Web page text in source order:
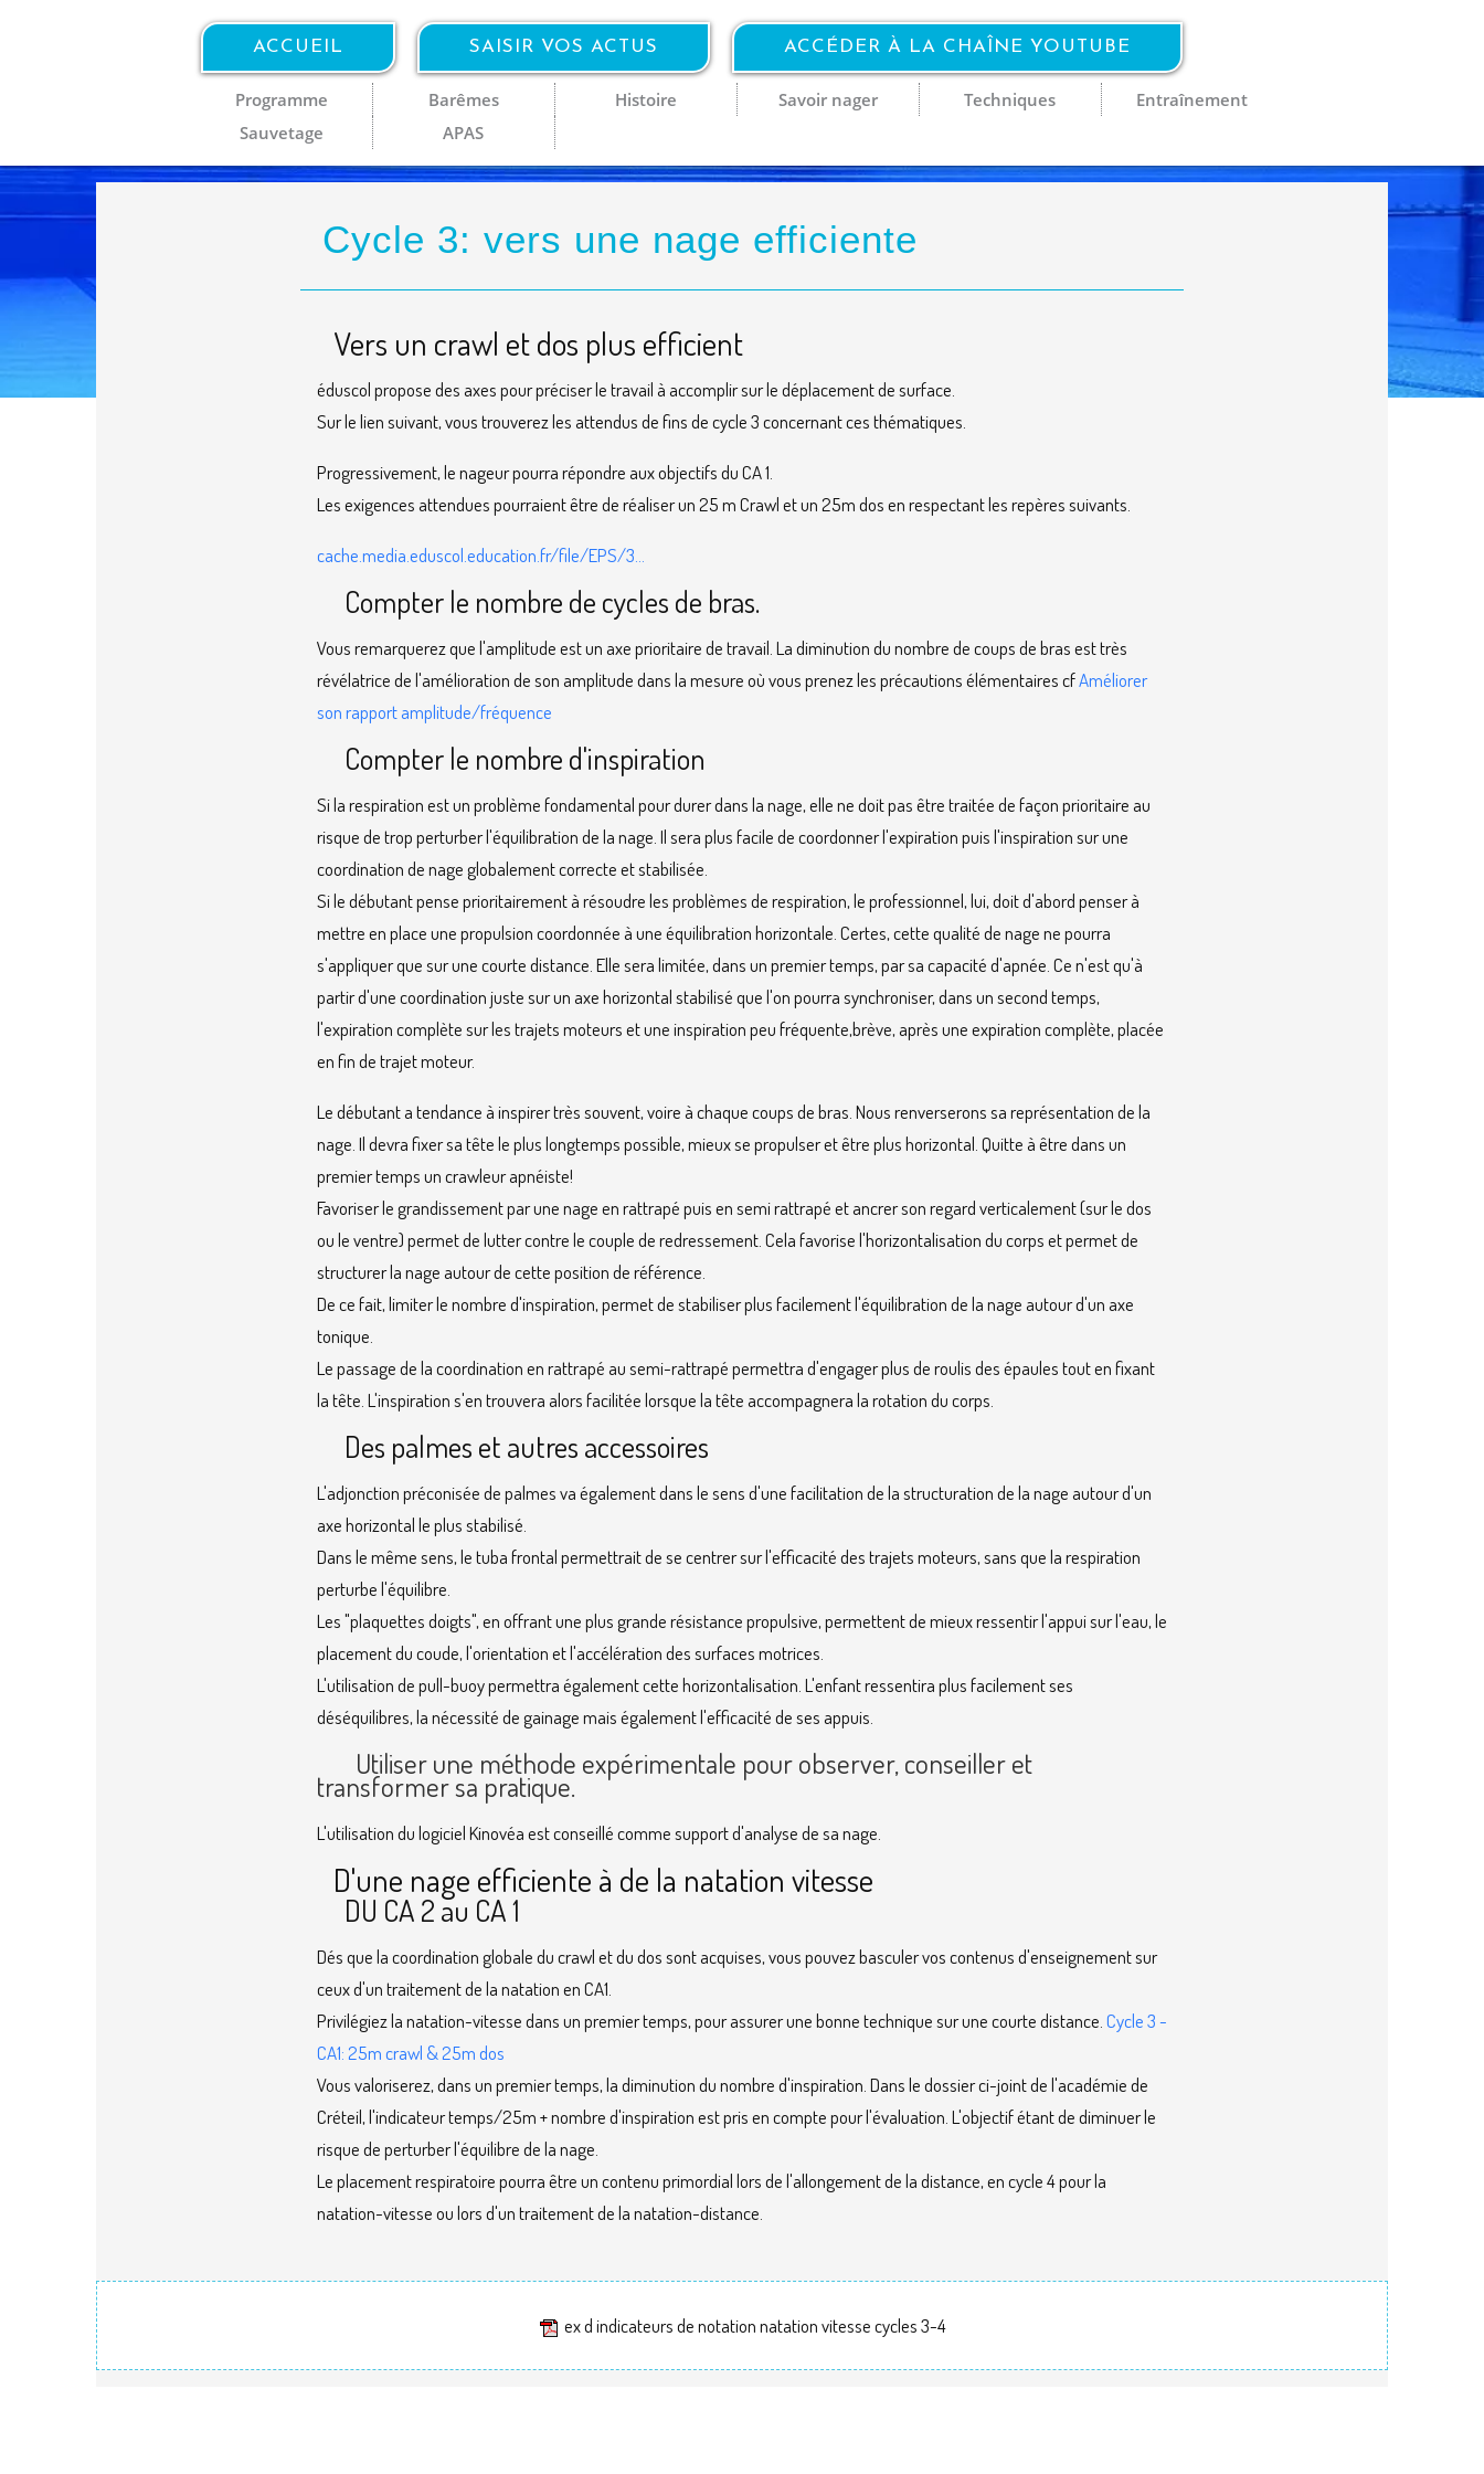
ACCUEIL SAISIR VOS ACTUS ACCÉDER À LA CHAÎNE YOUTUBE
Programme Barêmes Histoire Savoir nager Techniques
Entraînement
Sauvetage
APAS
Cycle 3: vers une nage efficiente
Vers un crawl et dos plus efficient
éduscol propose des axes pour préciser le travail à accomplir sur le déplacement de surface.
Sur le lien suivant, vous trouverez les attendus de fins de cycle 3 concernant ces thématiques.
Progressivement, le nageur pourra répondre aux objectifs du CA 1.
Les exigences attendues pourraient être de réaliser un 25 m Crawl et un 25m dos en respectant les repères suivants.
cache.media.eduscol.education.fr/file/EPS/3...
Compter le nombre de cycles de bras.
Vous remarquerez que l'amplitude est un axe prioritaire de travail. La diminution du nombre de coups de bras est très
révélatrice de l'amélioration de son amplitude dans la mesure où vous prenez les précautions élémentaires cfAméliorer
son rapport amplitude/fréquence
Compter le nombre d'inspiration
Si la respiration est un problème fondamental pour durer dans la nage, elle ne doit pas être traitée de façon prioritaire au
risque de trop perturber l'équilibration de la nage. Il sera plus facile de coordonner l'expiration puis l'inspiration sur une
coordination de nage globalement correcte et stabilisée.
Si le débutant pense prioritairement à résoudre les problèmes de respiration, le professionnel, lui, doit d'abord penser à
mettre en place une propulsion coordonnée à une équilibration horizontale. Certes, cette qualité de nage ne pourra
s'appliquer que sur une courte distance. Elle sera limitée, dans un premier temps, par sa capacité d'apnée. Ce n'est qu'à
partir d'une coordination juste sur un axe horizontal stabilisé que l'on pourra synchroniser, dans un second temps,
l'expiration complète sur les trajets moteurs et une inspiration peu fréquente,brève, après une expiration complète, placée
en fin de trajet moteur.
Le débutant a tendance à inspirer très souvent, voire à chaque coups de bras. Nous renverserons sa représentation de la
nage. Il devra fixer sa tête le plus longtemps possible, mieux se propulser et être plus horizontal. Quitte à être dans un
premier temps un crawleur apnéiste!
Favoriser le grandissement par une nage en rattrapé puis en semi rattrapé et ancrer son regard verticalement (sur le dos
ou le ventre) permet de lutter contre le couple de redressement. Cela favorise l'horizontalisation du corps et permet de
structurer la nage autour de cette position de référence.
De ce fait, limiter le nombre d'inspiration, permet de stabiliser plus facilement l'équilibration de la nage autour d'un axe
tonique.
Le passage de la coordination en rattrapé au semi-rattrapé permettra d'engager plus de roulis des épaules tout en fixant
la tête. L'inspiration s'en trouvera alors facilitée lorsque la tête accompagnera la rotation du corps.
Des palmes et autres accessoires
L'adjonction préconisée de palmes va également dans le sens d'une facilitation de la structuration de la nage autour d'un
axe horizontal le plus stabilisé.
Dans le même sens, le tuba frontal permettrait de se centrer sur l'efficacité des trajets moteurs, sans que la respiration
perturbe l'équilibre.
Les "plaquettes doigts", en offrant une plus grande résistance propulsive, permettent de mieux ressentir l'appui sur l'eau, le
placement du coude, l'orientation et l'accélération des surfaces motrices.
L'utilisation de pull-buoy permettra également cette horizontalisation. L'enfant ressentira plus facilement ses
déséquilibres, la nécessité de gainage mais également l'efficacité de ses appuis.
Utiliser une méthode expérimentale pour observer, conseiller et
transformer sa pratique.
L'utilisation du logiciel Kinovéa est conseillé comme support d'analyse de sa nage.
D'une nage efficiente à de la natation vitesse
DU CA 2 au CA 1
Dés que la coordination globale du crawl et du dos sont acquises, vous pouvez basculer vos contenus d'enseignement sur
ceux d'un traitement de la natation en CA1.
Privilégiez la natation-vitesse dans un premier temps, pour assurer une bonne technique sur une courte distance. Cycle 3 -
CA1: 25m crawl & 25m dos
Vous valoriserez, dans un premier temps, la diminution du nombre d'inspiration. Dans le dossier ci-joint de l'académie de
Créteil, l'indicateur temps/25m + nombre d'inspiration est pris en compte pour l'évaluation. L'objectif étant de diminuer le
risque de perturber l'équilibre de la nage.
Le placement respiratoire pourra être un contenu primordial lors de l'allongement de la distance, en cycle 4 pour la
natation-vitesse ou lors d'un traitement de la natation-distance.
ex d indicateurs de notation natation vitesse cycles 3-4